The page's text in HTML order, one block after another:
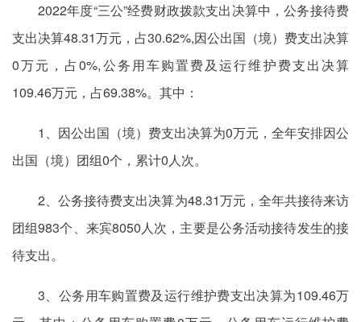
2022年度“三公”经费财政拨款支出决算中，公务接待费
支出决算48.31万元，占30.62%,因公出国（境）费支出决算
0万元，占0%,公务用车购置费及运行维护费支出决算
109.46万元，占69.38%。其中：
1、因公出国（境）费支出决算为0万元，全年安排因公
出国（境）团组0个，累计0人次。
2、公务接待费支出决算为48.31万元，全年共接待来访
团组983个、来宾8050人次，主要是公务活动接待发生的接
待支出。
3、公务用车购置费及运行维护费支出决算为109.46万